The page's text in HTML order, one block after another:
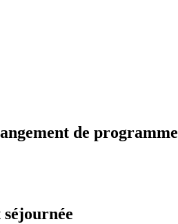
de programme
séjournée